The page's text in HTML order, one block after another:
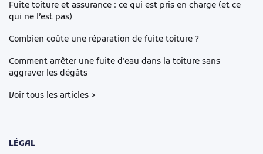
Fuite toiture et assurance : ce qui est pris en charge (et ce
qui ne l’est pas)
Combien coûte une réparation de fuite toiture ?
Comment arrêter une fuite d’eau dans la toiture sans
aggraver les dégâts
Voir tous les articles >
LÉGAL